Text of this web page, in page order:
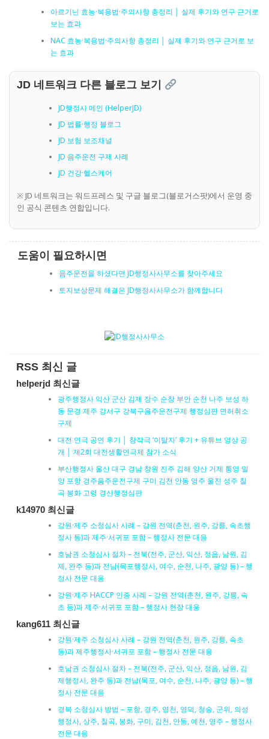
아르기닌 효능·복용법·주의사항 총정리 │ 실제 후기와 연구 근거로
보는 효과
NAC 효능·복용법·주의사항 총정리 │ 실제 후기와 연구 근거로 보
는 효과
JD 네트워크 다른 블로그 보기
JD행정사 메인 (HelperJD)
JD 법률·행정 블로그
JD 보험 보조채널
JD 음주운전 구제 사례
JD 건강·헬스케어
※ JD 네트워크는 워드프레스 및 구글 블로그(블로거스팟)에서 운영 중
인 공식 콘텐츠 연합입니다.
도움이 필요하시면
음주운전을 하셨다면 JD행정사사무소를 찾아주세요
토지보상문제 해결은 JD행정사사무소가 함께합니다
RSS 최신 글
helperjd 최신글
광주행정사 익산 군산 김제 장수 순창 부안 순천 나주 보성 하
동 문경 제주 강서구 강북구음주운전구제 행정심판 면허취소
구제
대전 연극 공연 후기 │ 창작극 ‘이탈자’ 후기 + 유튜브 영상 공
개 │ 제2회 대전생활연극제 참가 소식
부산행정사 울산 대구 경남 창원 진주 김해 양산 거제 통영 밀
양 포항 경주음주운전구제 구미 김천 안동 영주 울진 성주 칠
곡 봉화 고령 경산행정심판
k14970 최신글
강원·제주 소청심사 사례 – 강원 전역(춘천, 원주, 강릉, 속초행
정사 등)과 제주·서귀포 포함 – 행정사 전문 대응
호남권 소청심사 절차 – 전북(전주, 군산, 익산, 정읍, 남원, 김
제, 완주 등)과 전남(목포행정사, 여수, 순천, 나주, 광양 등) – 행
정사 전문 대응
강원·제주 HACCP 인증 사례 – 강원 전역(춘천, 원주, 강릉, 속
초 등)과 제주·서귀포 포함 – 행정사 현장 대응
kang611 최신글
강원·제주 소청심사 사례 – 강원 전역(춘천, 원주, 강릉, 속초
등)과 제주행정사·서귀포 포함 – 행정사 전문 대응
호남권 소청심사 절차 – 전북(전주, 군산, 익산, 정읍, 남원, 김
제행정사, 완주 등)과 전남(목포, 여수, 순천, 나주, 광양 등) – 행
정사 전문 대응
경북 소청심사 방법 – 포항, 경주, 영천, 영덕, 청송, 군위, 의성
행정사, 상주, 칠곡, 봉화, 구미, 김천, 안동, 예천, 영주 – 행정사
전문 대응